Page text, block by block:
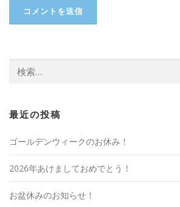
索:
最近の投稿
ゴールデンウィークのお休み！
2026年あけましておめでとう！
お盆休みのお知らせ！